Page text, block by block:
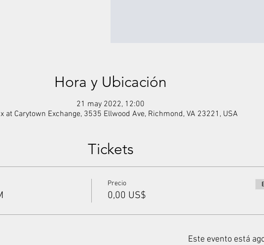
Hora y Ubicación
21 may 2022, 12:00
at Carytown Exchange, 3535 Ellwood Ave, Richmond, VA 23221, USA
Tickets
Precio
0,00 US$
Este evento está